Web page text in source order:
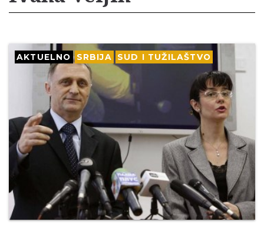
AKTUELNO SRBIJA SUD I TUŽILAŠTVO